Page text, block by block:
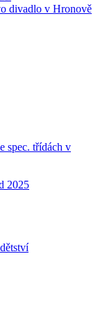
divadlo v Hronově
spec. třídách v
2025